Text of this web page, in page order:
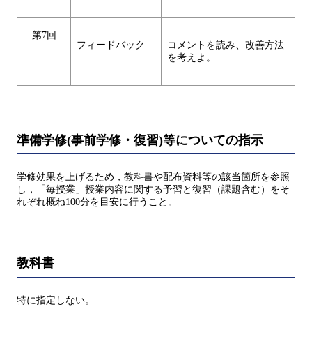
第7回
フィードバック
コメントを読み、改善方法
を考えよ。
準備学修(事前学修・復習)等についての指示
学修効果を上げるため，教科書や配布資料等の該当箇所を参照
し，「毎授業」授業内容に関する予習と復習（課題含む）をそ
れぞれ概ね100分を目安に行うこと。
教科書
特に指定しない。